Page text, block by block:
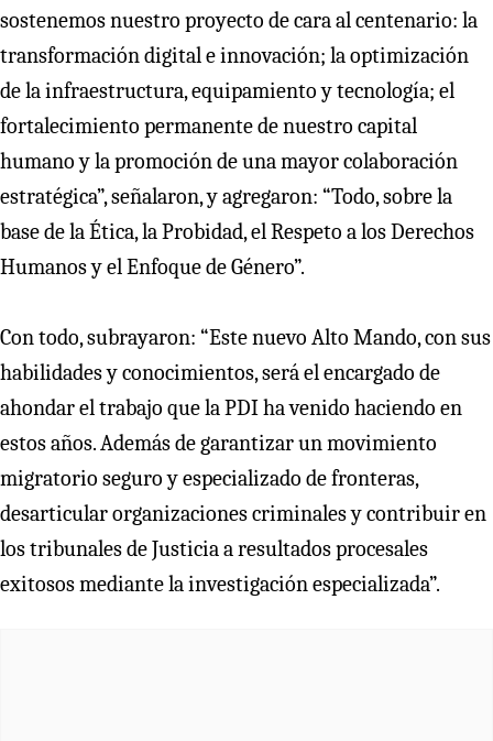
sostenemos nuestro proyecto de cara al centenario: la
transformación digital e innovación; la optimización
de la infraestructura, equipamiento y tecnología; el
fortalecimiento permanente de nuestro capital
humano y la promoción de una mayor colaboración
estratégica”, señalaron, y agregaron: “Todo, sobre la
base de la Ética, la Probidad, el Respeto a los Derechos
Humanos y el Enfoque de Género”.
Con todo, subrayaron: “Este nuevo Alto Mando, con sus
habilidades y conocimientos, será el encargado de
ahondar el trabajo que la PDI ha venido haciendo en
estos años. Además de garantizar un movimiento
migratorio seguro y especializado de fronteras,
desarticular organizaciones criminales y contribuir en
los tribunales de Justicia a resultados procesales
exitosos mediante la investigación especializada”.